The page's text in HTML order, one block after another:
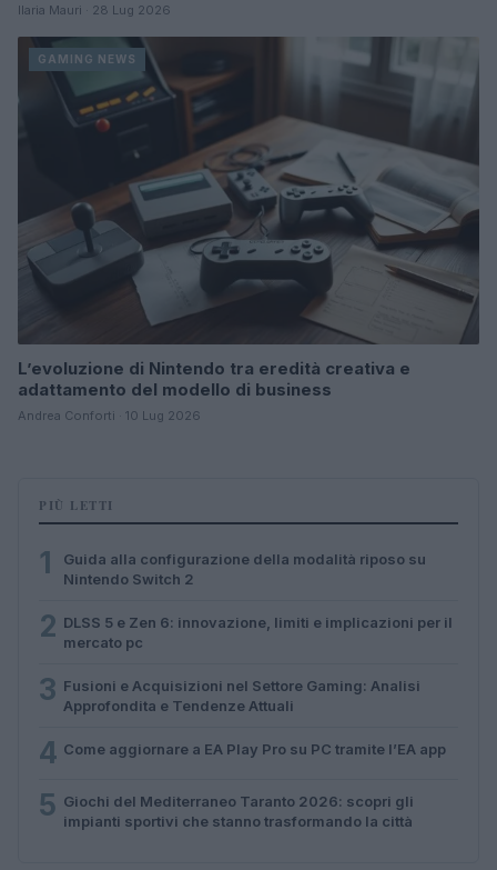
Ilaria Mauri · 28 Lug 2026
GAMING NEWS
L’evoluzione di Nintendo tra eredità creativa e
adattamento del modello di business
Andrea Conforti · 10 Lug 2026
PIÙ LETTI
1
Guida alla configurazione della modalità riposo su
Nintendo Switch 2
2 DLSS 5 e Zen 6: innovazione, limiti e implicazioni per il
mercato pc
3 Fusioni e Acquisizioni nel Settore Gaming: Analisi
Approfondita e Tendenze Attuali
4 Come aggiornare a EA Play Pro su PC tramite l’EA app
5 Giochi del Mediterraneo Taranto 2026: scopri gli
impianti sportivi che stanno trasformando la città